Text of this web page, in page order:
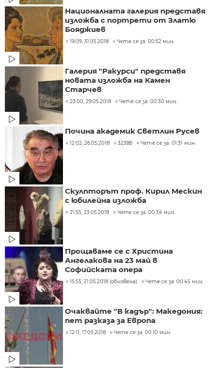
Националната галерия представя
изложба с портрети от Златю
Бояджиев
19:09, 31.05.2018 Чете се за: 00:52 мин.
Галерия "Ракурси" представя
новата изложба на Камен
Старчев
23:00, 29.05.2018 Чете се за: 00:30 мин.
Почина академик Светлин Русев
12:02, 26.05.2018 32388 Чете се за: 01:31 мин.
Скулпторът проф. Кирил Мескин
с юбилейна изложба
21:55, 23.05.2018 Чете се за: 00:34 мин.
Прощаваме се с Христина
Ангелакова на 23 май в
Софийската опера
15:55, 21.05.2018 (обновена) Чете се за: 00:45 мин.
Очаквайте "В кадър": Македония:
пет разказа за Европа
12:11, 17.05.2018 Чете се за: 00:10 мин.